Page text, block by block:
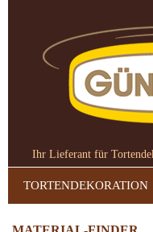
Ihr Lieferant für
TORTENDEKORATION